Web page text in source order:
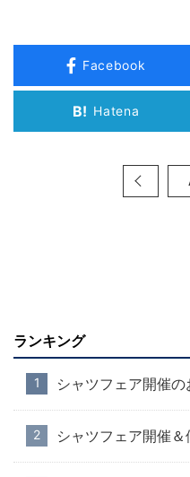
Facebook
B! Hatena
ランキング
シャツフェア開催
シャツフェア開催